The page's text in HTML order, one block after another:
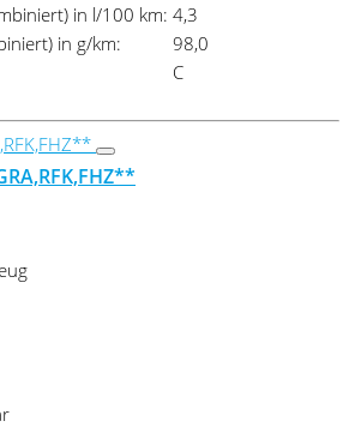
in l/100 km: 4,3
in g/km:
98,0
C